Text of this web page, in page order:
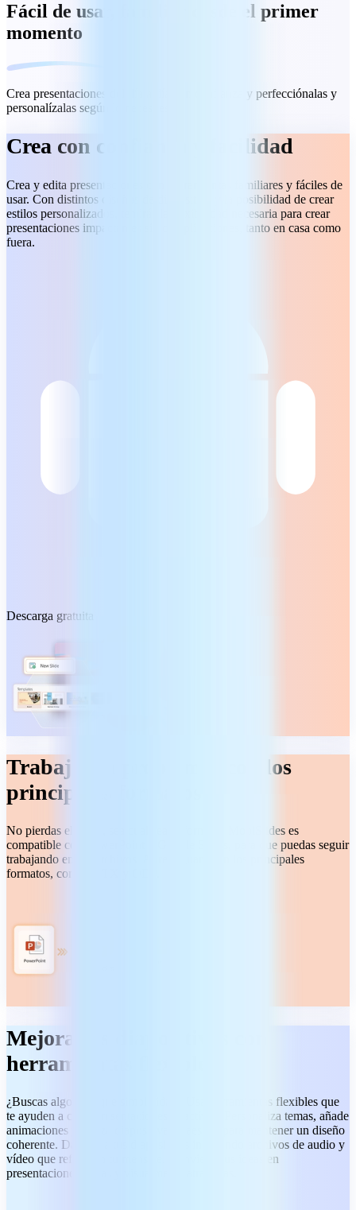
Fácil de usar, familiar desde el primer
momento
Crea presentaciones del día a día con confianza y perfecciónalas y
personalízalas según lo necesites.
Crea con confianza y facilidad
Crea y edita presentaciones con herramientas familiares y fáciles de
usar. Con distintos diseños de diapositiva y la posibilidad de crear
estilos personalizados, tendrás la flexibilidad necesaria para crear
presentaciones impactantes sin complicaciones, tanto en casa como
fuera.
Descarga gratuita
Trabaja sin problemas con los
principales formatos
No pierdas el ritmo, sea cual sea el formato. MobiSlides es
compatible con PowerPoint y Google Slides, para que puedas seguir
trabajando en tus archivos. Abre y guarda en los principales
formatos, como PPTX y ODP.
Mejora tus diapositivas con
herramientas flexibles
¿Buscas algo más que simplicidad? Usa herramientas flexibles que
te ayuden a crear presentaciones atractivas. Personaliza temas, añade
animaciones y utiliza diapositivas maestras para mantener un diseño
coherente. Da vida a tus diapositivas insertando archivos de audio y
vídeo que refuercen tu mensaje. Convierte tus ideas en
presentaciones claras y visualmente atractivas.